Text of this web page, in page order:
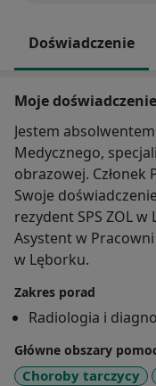
Doświadczenie
Moje doświadczenie
Jestem
Medycznego,
obrazowej. Członek
Swoje
rezydent SPS ZOL
Asystent w
w Lęborku.
Zakres porad
Radiologia i
Główne obszary
Choroby tarczycy